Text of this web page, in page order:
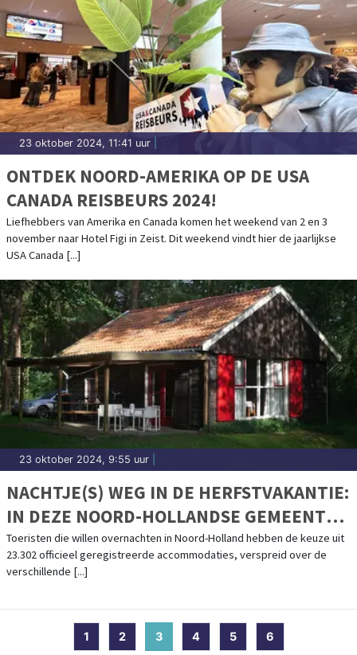
23 oktober 2024, 11:41 uur
ONTDEK NOORD-AMERIKA OP DE USA
CANADA REISBEURS 2024!
Liefhebbers van Amerika en Canada komen het weekend van 2 en 3
november naar Hotel Figi in Zeist. Dit weekend vindt hier de jaarlijkse
USA Canada [...]
23 oktober 2024, 9:55 uur
NACHTJE(S) WEG IN DE HERFSTVAKANTIE:
IN DEZE NOORD-HOLLANDSE GEMEENTEN
VIND JE DE MEESTE (EN OUDSTE)
ACCOMMODATIES
Toeristen die willen overnachten in Noord-Holland hebben de keuze uit
23.302 officieel geregistreerde accommodaties, verspreid over de
verschillende [...]
1 2 3(current)
4 5 6